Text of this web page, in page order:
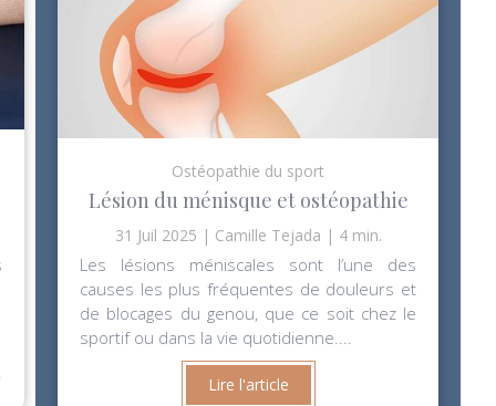
Ostéopathie du sport
Lésion du ménisque et ostéopathie
31 Juil 2025 Camille Tejada 4 min.
Les lésions méniscales sont l’une des
causes les plus fréquentes de douleurs et
de blocages du genou, que ce soit chez le
sportif ou dans la vie quotidienne....
Lire l'article